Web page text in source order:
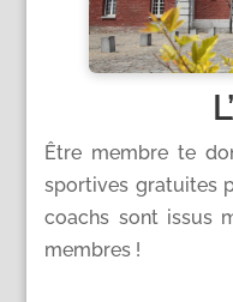
Être membre te
sportives gratuites
coachs sont issus
membres !